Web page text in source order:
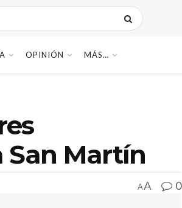
OPINIÓN MÁS…
San Martín
AA 0